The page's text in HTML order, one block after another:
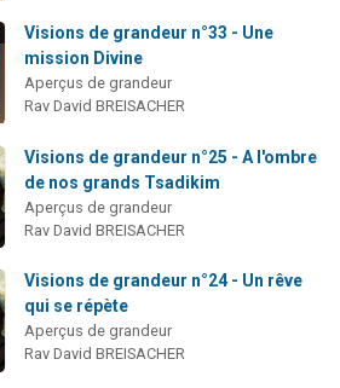
Visions de grandeur n°33 - Une
mission Divine
Aperçus de grandeur
Rav David BREISACHER
Visions de grandeur n°25 - A l'ombre
de nos grands Tsadikim
Aperçus de grandeur
Rav David BREISACHER
Visions de grandeur n°24 - Un rêve
qui se répète
Aperçus de grandeur
Rav David BREISACHER